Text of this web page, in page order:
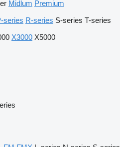
Midlum Premium
series R-series S-series T-series
X3000 X5000